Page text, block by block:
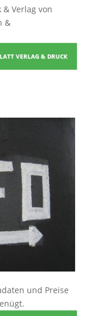
& Verlag von
&
VERLAG & DRUCK
und Preise